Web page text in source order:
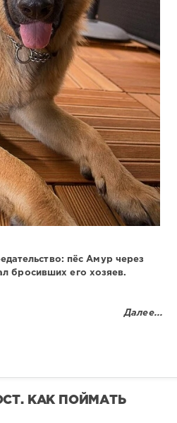
пёс Амур через
бросивших его хозяев.
Далее...
КАК ПОЙМАТЬ